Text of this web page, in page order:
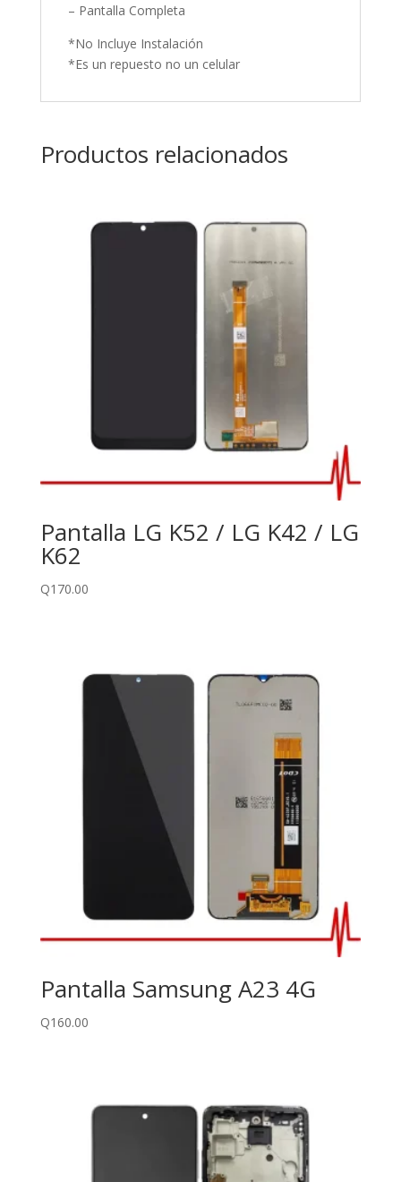
– Pantalla Completa
*No Incluye Instalación
*Es un repuesto no un celular
Productos relacionados
Pantalla LG K52 / LG K42 / LG
K62
Q170.00
Pantalla Samsung A23 4G
Q160.00